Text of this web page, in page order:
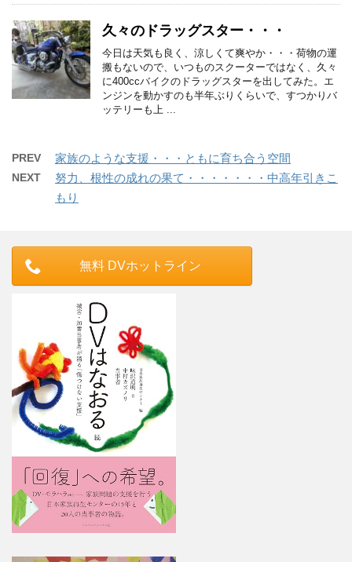
久々のドラッグスター・・・
今日は天気も良く、涼しくて爽やか・・・荷物の運
搬もないので、いつものスクーターではなく、久々
に400ccバイクのドラッグスターを出してみた。エ
ンジンを動かすのも半年ぶりくらいで、すつかりバ
ッテリーも上 ...
PREV 家族のような支援・・・ともに育ち合う空間
NEXT
努力、根性の成れの果て・・・・・・・中高年引きこ
もり
無料 DVホットライン